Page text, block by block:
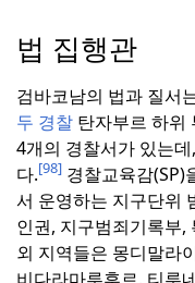
법 집행관
검바코남의 법과 질서
두 경찰 탄자부르 하위
4개의 경찰서가 있는
다.[98] 경찰교육감(SP)
서 운영하는 지구단위
인권, 지구범죄기록부,
외 지역들은 몽디말라